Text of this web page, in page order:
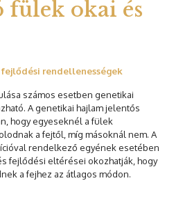
fülek okai és
rendellenességek
számos esetben genetikai
A genetikai hajlam jelentős
hogy egyeseknél a fülek
a fejtől, míg másoknál nem. A
rendelkező egyének esetében
fejlődési eltérései okozhatják, hogy
a fejhez az átlagos módon.